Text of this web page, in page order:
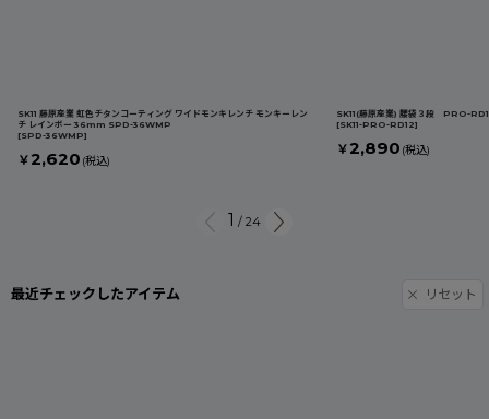
SK11 藤原産業 虹色チタンコーティング ワイドモンキレンチ モンキーレン
チ レインボー 36mm SPD-36WMP
[SPD-36WMP]
￥2,620 (税込)
SK11(藤原産業) 腰袋３段 PRO-
[SK11-PRO-RD12]
￥2,890 (税込)
1 / 24
最近チェックしたアイテム リセット